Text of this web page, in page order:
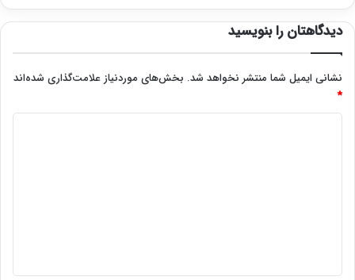
دیدگاهتان را بنویسید
نشانی ایمیل شما منتشر نخواهد شد. بخش‌های موردنیاز علامت‌گذاری شده‌اند
*